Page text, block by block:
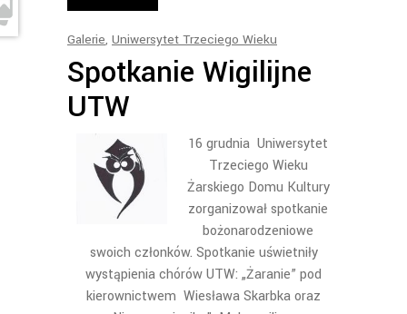
Galerie, Uniwersytet Trzeciego Wieku
Spotkanie Wigilijne
UTW
16 grudnia Uniwersytet
Trzeciego Wieku
Żarskiego Domu Kultury
zorganizował spotkanie
bożonarodzeniowe
swoich członków. Spotkanie uświetniły
wystąpienia chórów UTW: „Żaranie” pod
kierownictwem Wiesława Skarbka oraz